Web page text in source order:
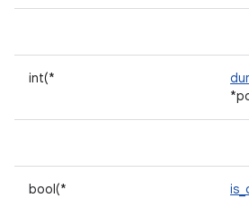
int(*
bool(*